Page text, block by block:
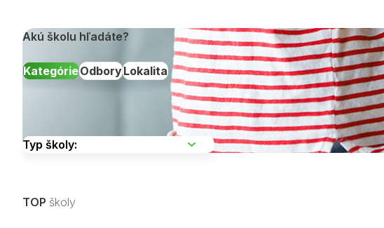
Akú školu hľadáte?
KategórieOdboryLokalita
TOP školy